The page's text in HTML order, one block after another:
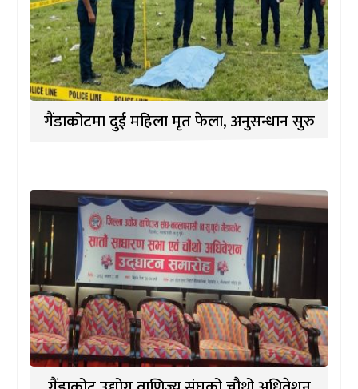
गैंडाकोटमा दुई महिला मृत फेला, अनुसन्धान सुरु